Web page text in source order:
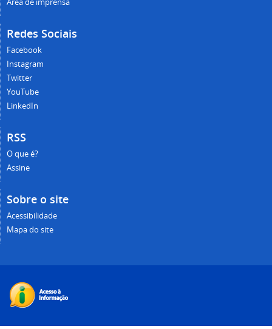
Área de imprensa
Redes Sociais
Facebook
Instagram
Twitter
YouTube
LinkedIn
RSS
O que é?
Assine
Sobre o site
Acessibilidade
Mapa do site